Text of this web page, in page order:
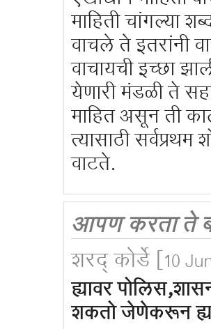
माहिती चांगल्या
वाचले ते इतरांनी
वाचायची इच्छा
येणारी मंडळी ते
माहित असून ती
त्यासाठी
वाटते.
आपण करता ते
शरद् कोर्डे [10
ह्यावर
शकतो जेणेकरून ह्या